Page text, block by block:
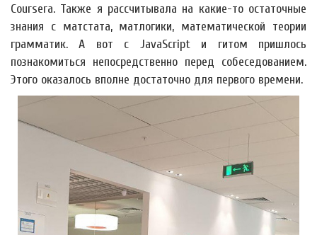
Courserа. Также я рассчитывала на какие-то остаточные
знания с матстата, матлогики, математической теории
грамматик. А вот с JavaScript и гитом пришлось
познакомиться непосредственно перед собеседованием.
Этого оказалось вполне достаточно для первого времени.